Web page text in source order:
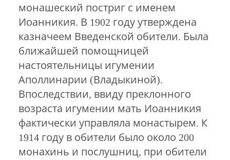
монашеский постриг с именем
Иоанникия. В 1902 году утверждена
казначеем Введенской обители. Была
ближайшей помощницей
настоятельницы игумении
Аполлинарии (Владыкиной).
Впоследствии, ввиду преклонного
возраста игумении мать Иоанникия
фактически управляла монастырем. К
1914 году в обители было около 200
монахинь и послушниц, при обители